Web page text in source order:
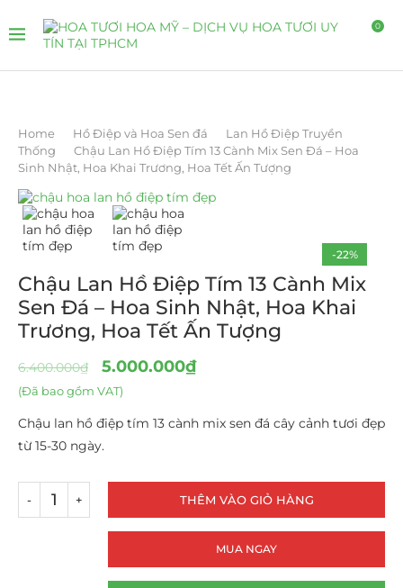
0
Home Hồ Điệp và Hoa Sen đá
Lan Hồ Điệp Truyền
Thống
Chậu Lan Hồ Điệp Tím 13 Cành Mix Sen Đá – Hoa
Sinh Nhật, Hoa Khai Trương, Hoa Tết Ấn Tượng
-22%
Chậu Lan Hồ Điệp Tím 13 Cành Mix
Sen Đá – Hoa Sinh Nhật, Hoa Khai
Trương, Hoa Tết Ấn Tượng
6.400.000₫ 5.000.000₫
(Đã bao gồm VAT)
Chậu lan hồ điệp tím 13 cành mix sen đá cây cảnh tươi đẹp
từ 15-30 ngày.
THÊM VÀO GIỎ HÀNG
MUA NGAY